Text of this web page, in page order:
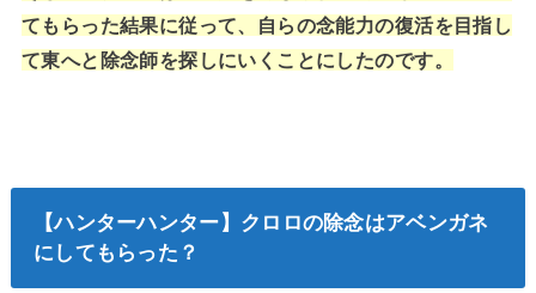
てもらった結果に従って、自らの念能力の復活を目指し
て東へと除念師を探しにいくことにしたのです。
【ハンターハンター】クロロの除念はアベンガネ
にしてもらった？